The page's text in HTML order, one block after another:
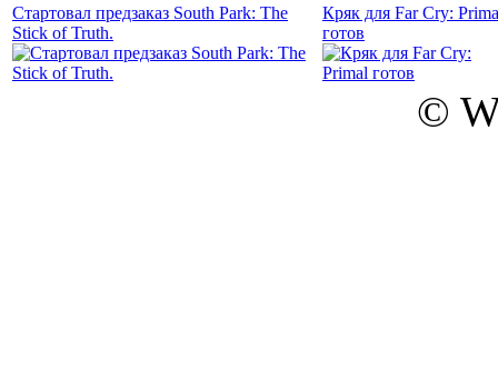
Стартовал предзаказ South Park: The
Stick of Truth.
Кряк для Far Cry:
готов
©